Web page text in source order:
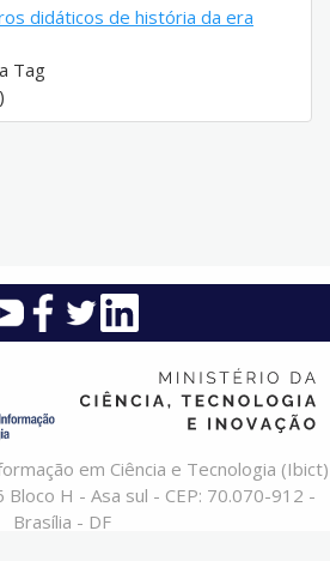
didáticos de história da era
Tag
em Ciência e Tecnologia (Ibict)
Bloco H - Asa sul - CEP: 70.070-912 -
Brasília - DF